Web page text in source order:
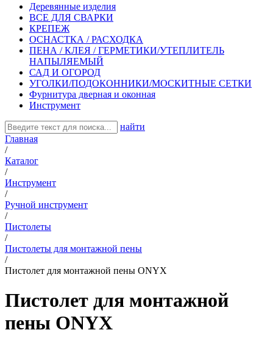
Деревянные изделия
ВСЕ ДЛЯ СВАРКИ
КРЕПЕЖ
ОСНАСТКА / РАСХОДКА
ПЕНА / КЛЕЯ / ГЕРМЕТИКИ/УТЕПЛИТЕЛЬ
НАПЫЛЯЕМЫЙ
САД И ОГОРОД
УГОЛКИ/ПОДОКОННИКИ/МОСКИТНЫЕ СЕТКИ
Фурнитура дверная и оконная
Инструмент
найти
Главная
/
Каталог
/
Инструмент
/
Ручной инструмент
/
Пистолеты
/
Пистолеты для монтажной пены
/
Пистолет для монтажной пены ONYX
Пистолет для монтажной
пены ONYX